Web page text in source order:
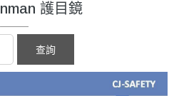
護目鏡